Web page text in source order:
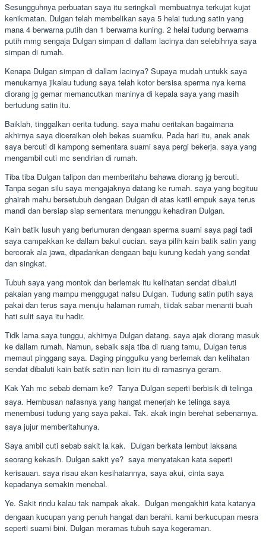
Sesungguhnya perbuatan saya itu seringkali membuatnya terkujat kujat
kenikmatan. Dulgan telah membelikan saya 5 helai tudung satin yang
mana 4 berwarna putih dan 1 berwarna kuning. 2 helai tudung berwarna
putih mmg sengaja Dulgan simpan di dallam lacinya dan selebihnya saya
simpan di rumah.
Kenapa Dulgan simpan di dallam lacinya? Supaya mudah untukk saya
menukarnya jikalau tudung saya telah kotor bersisa sperma nya kerna
diorang jg gemar memancutkan maninya di kepala saya yang masih
bertudung satin itu.
Baiklah, tinggalkan cerita tudung. saya mahu ceritakan bagaimana
akhirnya saya diceraikan oleh bekas suamiku. Pada hari itu, anak anak
saya bercuti di kampong sementara suami saya pergi bekerja. saya yang
mengambil cuti mc sendirian di rumah.
Tiba tiba Dulgan talipon dan memberitahu bahawa diorang jg bercuti.
Tanpa segan silu saya mengajaknya datang ke rumah. saya yang begituu
ghairah mahu bersetubuh dengaan Dulgan di atas katil empuk saya terus
mandi dan bersiap siap sementara menunggu kehadiran Dulgan.
Kain batik lusuh yang berlumuran dengaan sperma suami saya pagi tadi
saya campakkan ke dallam bakul cucian. saya pilih kain batik satin yang
bercorak ala jawa, dipadankan dengaan baju kurung kedah yang sendat
dan singkat.
Tubuh saya yang montok dan berlemak itu kelihatan sendat dibaluti
pakaian yang mampu menggugat nafsu Dulgan. Tudung satin putih saya
pakai dan terus saya menuju halaman rumah, tiidak sabar menanti buah
hati sulit saya itu hadir.
Tidk lama saya tunggu, akhirnya Dulgan datang. saya ajak diorang masuk
ke dallam rumah. Namun, sebaik saja tiba di ruang tamu, Dulgan terus
memaut pinggang saya. Daging pinggulku yang berlemak dan kelihatan
sendat dibaluti kain batik satin nan licin itu di ramasnya geram.
Kak Yah mc sebab demam ke?  Tanya Dulgan seperti berbisik di telinga
saya. Hembusan nafasnya yang hangat menerjah ke telinga saya
menembusi tudung yang saya pakai. Tak. akak ingin berehat sebenarnya. 
saya jujur memberitahunya.
Saya ambil cuti sebab sakit la kak.  Dulgan berkata lembut laksana
seorang kekasih. Dulgan sakit ye?  saya menyatakan kata seperti
kerisauan. saya risau akan kesihatannya, saya akui, cinta saya
kepadanya semakin menebal.
Ye. Sakit rindu kalau tak nampak akak.  Dulgan mengakhiri kata katanya
dengaan kucupan yang penuh hangat dan berahi. kami berkucupan mesra
seperti suami bini. Dulgan meramas tubuh saya kegeraman.